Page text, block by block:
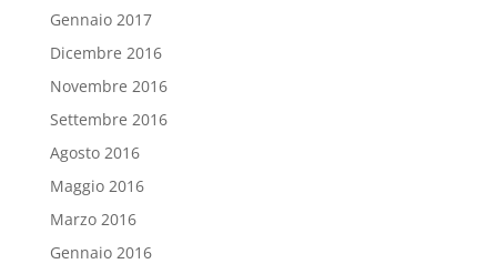
Gennaio 2017
Dicembre 2016
Novembre 2016
Settembre 2016
Agosto 2016
Maggio 2016
Marzo 2016
Gennaio 2016